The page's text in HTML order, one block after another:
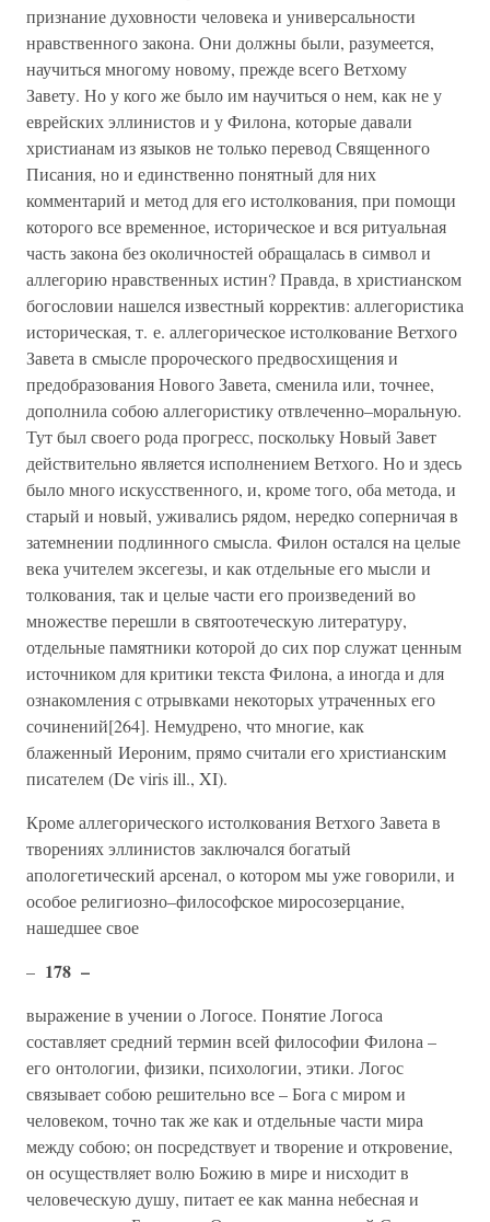
признание духовности человека и универсальности
нравственного закона. Они должны были, разумеется,
научиться многому новому, прежде всего Ветхому
Завету. Но у кого же было им научиться о нем, как не у
еврейских эллинистов и у Филона, которые давали
христианам из языков не только перевод Священного
Писания, но и единственно понятный для них
комментарий и метод для его истолкования, при помощи
которого все временное, историческое и вся ритуальная
часть закона без околичностей обращалась в символ и
аллегорию нравственных истин? Правда, в христианском
богословии нашелся известный корректив: аллегористика
историческая, т. е. аллегорическое истолкование Ветхого
Завета в смысле пророческого предвосхищения и
предобразования Нового Завета, сменила или, точнее,
дополнила собою аллегористику отвлеченно–моральную.
Тут был своего рода прогресс, поскольку Новый Завет
действительно является исполнением Ветхого. Но и здесь
было много искусственного, и, кроме того, оба метода, и
старый и новый, уживались рядом, нередко соперничая в
затемнении подлинного смысла. Филон остался на целые
века учителем эксегезы, и как отдельные его мысли и
толкования, так и целые части его произведений во
множестве перешли в святоотеческую литературу,
отдельные памятники которой до сих пор служат ценным
источником для критики текста Филона, а иногда и для
ознакомления с отрывками некоторых утраченных его
сочинений[264]. Немудрено, что многие, как
блаженный Иероним, прямо считали его христианским
писателем (De viris ill., XI).
Кроме аллегорического истолкования Ветхого Завета в
творениях эллинистов заключался богатый
апологетический арсенал, о котором мы уже говорили, и
особое религиозно–философское миросозерцание,
нашедшее свое
– 178 –
выражение в учении о Логосе. Понятие Логоса
составляет средний термин всей философии Филона –
его онтологии, физики, психологии, этики. Логос
связывает собою решительно все – Бога с миром и
человеком, точно так же как и отдельные части мира
между собою; он посредствует и творение и откровение,
он осуществляет волю Божию в мире и нисходит в
человеческую душу, питает ее как манна небесная и